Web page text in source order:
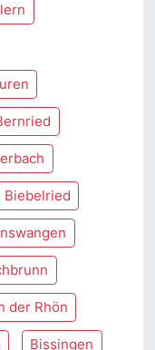
Biebelried
der Rhön
Bissingen